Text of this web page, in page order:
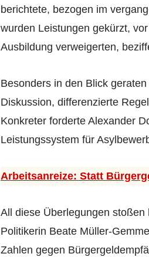
berichtete, bezogen im
wurden Leistungen gekürzt,
Ausbildung verweigerten,
Besonders in den Blick
Diskussion, differenzierte
Konkreter forderte Alexander
Leistungssystem für
Arbeitsanreize: Statt
All diese Überlegungen
Politikerin Beate Müller-
Zahlen gegen